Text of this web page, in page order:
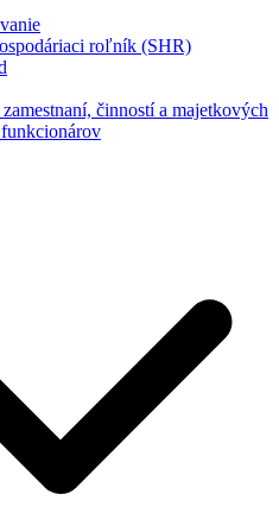
roľník (SHR)
činností a majetkových